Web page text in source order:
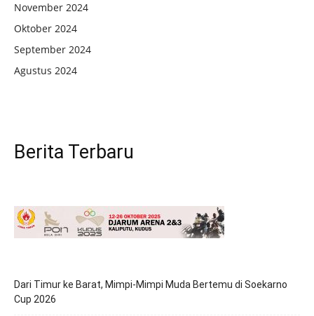
November 2024
Oktober 2024
September 2024
Agustus 2024
Berita Terbaru
Dari Timur ke Barat, Mimpi-Mimpi Muda Bertemu di Soekarno
Cup 2026